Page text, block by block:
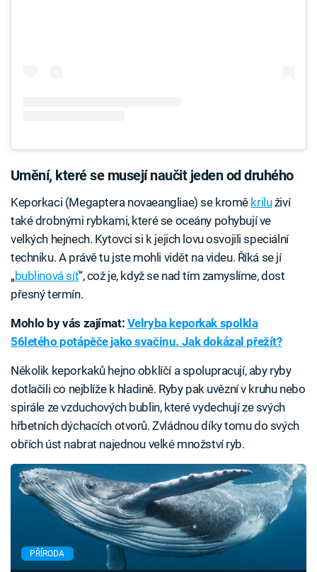
Umění, které se musejí naučit jeden od druhého
Keporkaci (Megaptera novaeangliae) se kromě kriluživí
také drobnými rybkami, které se oceány pohybují ve
velkých hejnech. Kytovci si k jejich lovu osvojili speciální
techniku. A právě tu jste mohli vidět na videu. Říká se jí
„bublinová síť“, což je, když se nad tím zamyslíme, dost
přesný termín.
Mohlo by vás zajímat: Velryba keporkak spolkla
56letého potápěče jako svačinu. Jak dokázal přežít?
Několik keporkaků hejno obklíčí a spolupracují, aby ryby
dotlačili co nejblíže k hladině. Ryby pak uvězní v kruhu nebo
spirále ze vzduchových bublin, které vydechují ze svých
hřbetních dýchacích otvorů. Zvládnou díky tomu do svých
obřích úst nabrat najednou velké množství ryb.
PŘÍRODA